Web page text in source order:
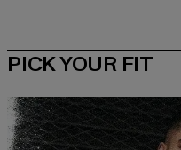
PICK YOUR FIT